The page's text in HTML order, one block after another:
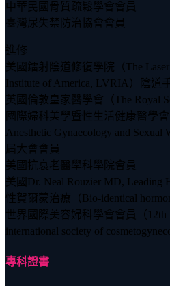
中華民國骨質疏鬆學會會員
臺灣尿失禁防治協會會員
進修
美國鐳射陰道修復學院（The Laser
Institute of America, LVRIA）陰道
英國倫敦皇家醫學會（The Royal
國際婦科美學暨性生活健康醫學會
Anesthetic Gynaecology and
屆大會會員
美國抗衰老醫學科學院會員
美國Dr. Neal Rouzier MD, Leading
性賀爾蒙治療（Bio-identical
世界國際美容婦科學會會員（12th
international society of
專科證書